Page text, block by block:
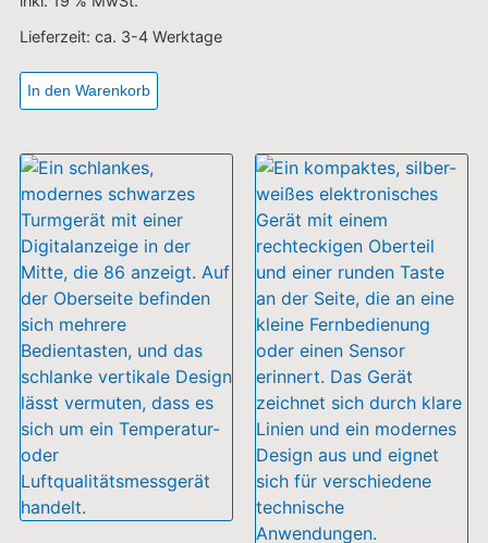
EcoFlow Rapid Pro 27k
169,99€
inkl. 19 % MwSt.
Lieferzeit:ca. 3-4 Werktage
In den Warenkorb
EcoFlow Rapid Pro X
Apple Watch charger
79,99 €
inkl. 19 % MwSt.
zzgl.Versandkosten
Lieferzeit:ca. 3-4 Werktage
In den Warenkorb